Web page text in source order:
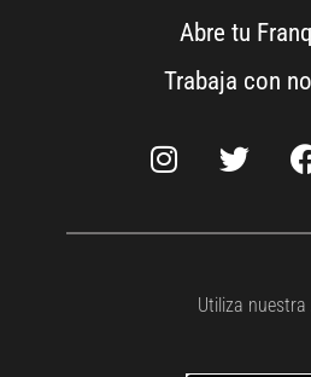
Abre tu
Trabaja con
Utiliza nuestra